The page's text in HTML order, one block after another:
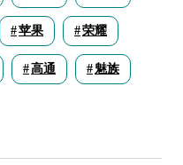
苹果 荣耀
高通 魅族